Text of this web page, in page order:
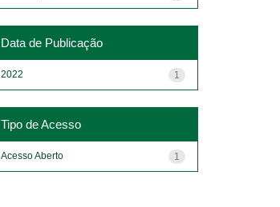
Data de Publicação
1
2022
Tipo de Acesso
1
Acesso Aberto